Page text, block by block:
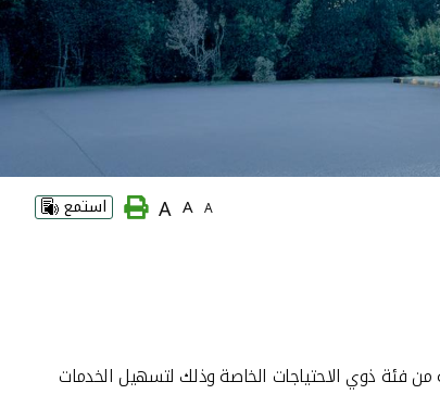
A
A
A استمع
من فئة ذوي الاحتياجات الخاصة وذلك لتسهيل الخدمات